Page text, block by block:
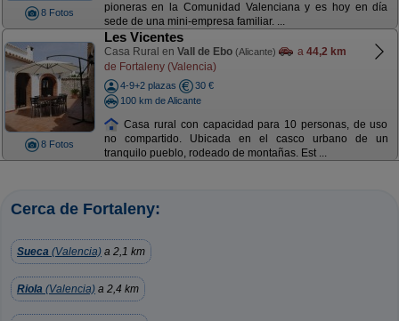
8 Fotos
pioneras en la Comunidad Valenciana y es hoy en día
sede de una mini-empresa familiar. ...
8 Fotos
Les Vicentes
Casa Rural en Vall de Ebo (Alicante) a 44,2 km
de Fortaleny (Valencia)
4-9+2 plazas
30 €
100 km de Alicante
Casa rural con capacidad para 10 personas, de uso
no compartido. Ubicada en el casco urbano de un
tranquilo pueblo, rodeado de montañas. Est ...
Cerca de Fortaleny:
Sueca (Valencia) a 2,1 km
Riola (Valencia) a 2,4 km